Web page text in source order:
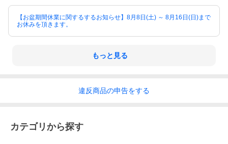
【お盆期間休業に関するするお知らせ】8月8日(土) ～ 8月16日(日)まで
お休みを頂きます。
もっと見る
違反商品の申告をする
カテゴリから探す